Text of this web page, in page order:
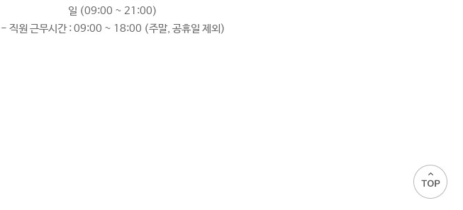
일 (09:00 ~ 21:00)
- 직원 근무시간 : 09:00 ~ 18:00 (주말, 공휴일 제외)